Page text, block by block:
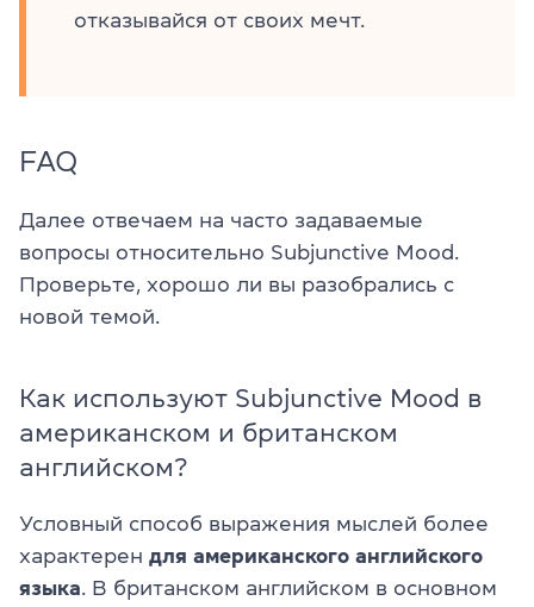
отказывайся от своих мечт.
FAQ
Далее отвечаем на часто задаваемые
вопросы относительно Subjunctive Mood.
Проверьте, хорошо ли вы разобрались с
новой темой.
Как используют Subjunctive Mood в
американском и британском
английском?
Условный способ выражения мыслей более
характерен для американского английского
языка. В британском английском в основном